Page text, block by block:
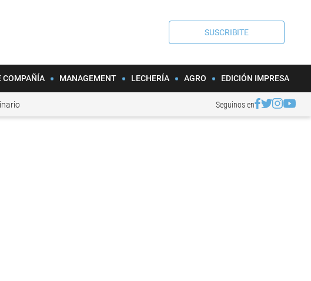
SUSCRIBITE
COMPAÑÍA MANAGEMENT LECHERÍA AGRO EDICIÓN IMPRESA
Seguinos en